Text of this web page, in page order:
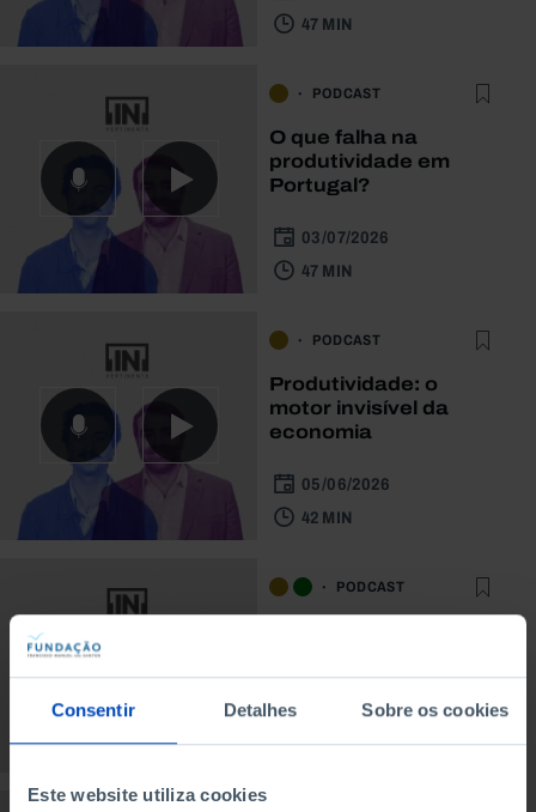
Consentir Detalhes Sobre os cookies
Este website utiliza cookies
47 MIN
PODCAST
O que falha na
produtividade em
Portugal?
03/07/2026
47 MIN
PODCAST
Produtividade: o
motor invisível da
economia
05/06/2026
42 MIN
PODCAST
08/05/2026